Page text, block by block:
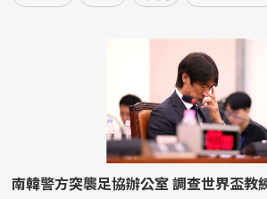
南韓警方突襲足協辦公室 調查世界盃教